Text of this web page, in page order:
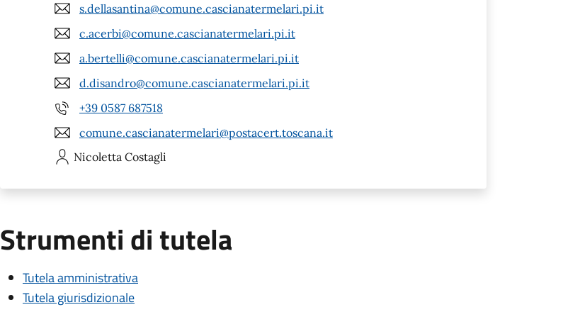
s.dellasantina@comune.cascianatermelari.pi.it
c.acerbi@comune.cascianatermelari.pi.it
a.bertelli@comune.cascianatermelari.pi.it
d.disandro@comune.cascianatermelari.pi.it
+39 0587 687518
comune.cascianatermelari@postacert.toscana.it
Nicoletta Costagli
Strumenti di tutela
Tutela amministrativa
Tutela giurisdizionale